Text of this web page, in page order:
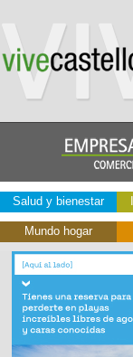
Salud y bienestar
Mundo hogar